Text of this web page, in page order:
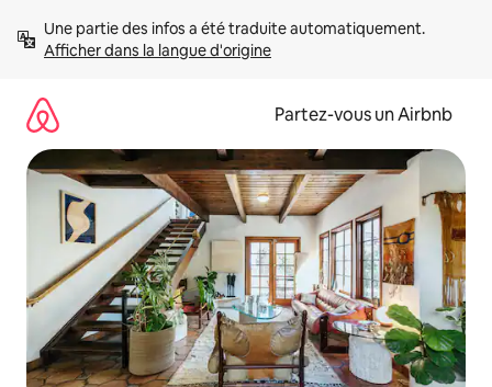
directement
Afficher dans la langue d'origine
Partez-vous un Airbnb